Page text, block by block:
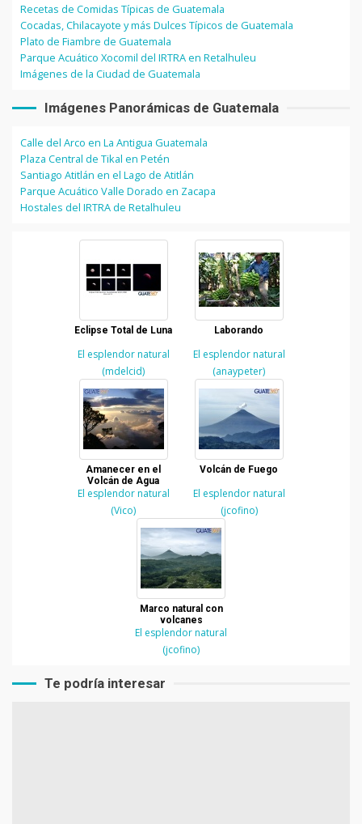
Recetas de Comidas Típicas de Guatemala
Cocadas, Chilacayote y más Dulces Típicos de Guatemala
Plato de Fiambre de Guatemala
Parque Acuático Xocomil del IRTRA en Retalhuleu
Imágenes de la Ciudad de Guatemala
Imágenes Panorámicas de Guatemala
Calle del Arco en La Antigua Guatemala
Plaza Central de Tikal en Petén
Santiago Atitlán en el Lago de Atitlán
Parque Acuático Valle Dorado en Zacapa
Hostales del IRTRA de Retalhuleu
Eclipse Total de Luna
El esplendor natural
(mdelcid)
Laborando
El esplendor natural
(anaypeter)
Amanecer en el
Volcán de Agua
El esplendor natural
(Vico)
Volcán de Fuego
El esplendor natural
(jcofino)
Marco natural con
volcanes
El esplendor natural
(jcofino)
Te podría interesar